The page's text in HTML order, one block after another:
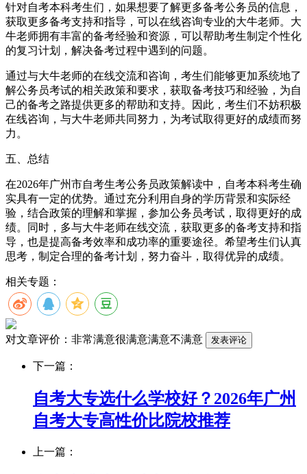
针对自考本科考生们，如果想要了解更多备考公务员的信息，
获取更多备考支持和指导，可以在线咨询专业的大牛老师。大
牛老师拥有丰富的备考经验和资源，可以帮助考生制定个性化
的复习计划，解决备考过程中遇到的问题。
通过与大牛老师的在线交流和咨询，考生们能够更加系统地了
解公务员考试的相关政策和要求，获取备考技巧和经验，为自
己的备考之路提供更多的帮助和支持。因此，考生们不妨积极
在线咨询，与大牛老师共同努力，为考试取得更好的成绩而努
力。
五、总结
在2026年广州市自考生考公务员政策解读中，自考本科考生确
实具有一定的优势。通过充分利用自身的学历背景和实际经
验，结合政策的理解和掌握，参加公务员考试，取得更好的成
绩。同时，多与大牛老师在线交流，获取更多的备考支持和指
导，也是提高备考效率和成功率的重要途径。希望考生们认真
思考，制定合理的备考计划，努力奋斗，取得优异的成绩。
相关专题：
对文章评价： 非常满意很满意满意不满意
下一篇：
自考大专选什么学校好？2026年广州
自考大专高性价比院校推荐
上一篇：